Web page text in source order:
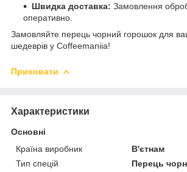
Швидка доставка: Замовлення
оперативно.
Замовляйте перець чорний горошок для
шедеврів у Coffeemaniia!
Приховати
Характеристики
Основні
Країна виробник
В'єтнам
Тип спецій
Перець